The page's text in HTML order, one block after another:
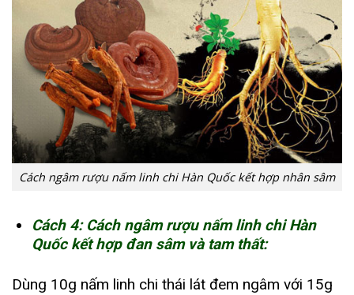
Cách ngâm rượu nấm linh chi Hàn Quốc kết hợp nhân sâm
Cách 4: Cách ngâm rượu nấm linh chi Hàn
Quốc kết hợp đan sâm và tam thất:
Dùng 10g nấm linh chi thái lát đem ngâm với 15g